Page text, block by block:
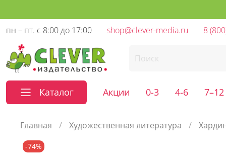
пн – пт. с 8:00 до 17:00
shop@clever-media.ru 8
Каталог Акции 0-3 4-6
Главная Художественная литература
-74%